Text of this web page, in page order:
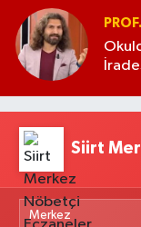
Siirt